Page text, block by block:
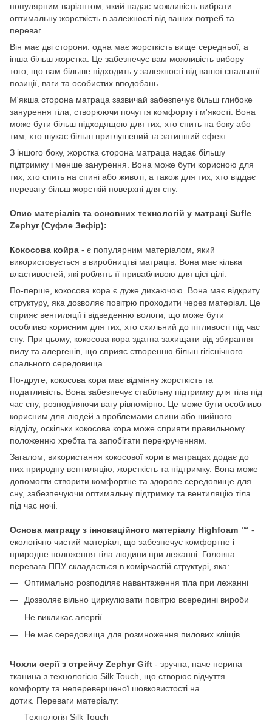
популярним варіантом, який надає можливість вибрати
оптимальну жорсткість в залежності від ваших потреб та
переваг.
Він має дві сторони: одна має жорсткість вище середньої, а
інша більш жорстка. Це забезпечує вам можливість вибору
того, що вам більше підходить у залежності від вашої спальної
позиції, ваги та особистих вподобань.
М'якша сторона матраца зазвичай забезпечує більш глибоке
занурення тіла, створюючи почуття комфорту і м'якості. Вона
може бути більш підходящою для тих, хто спить на боку або
тим, хто шукає більш приглушений та затишний ефект.
З іншого боку, жорстка сторона матраца надає більшу
підтримку і менше занурення. Вона може бути корисною для
тих, хто спить на спині або животі, а також для тих, хто віддає
перевагу більш жорсткій поверхні для сну.
Опис матеріалів та основних технологій у матраці Sufle
Zephyr (Суфле Зефір):
Кокосова койра - є популярним матеріалом, який
використовується в виробництві матраців. Вона має кілька
властивостей, які роблять її привабливою для цієї цілі.
По-перше, кокосова кора є дуже дихаючою. Вона має відкриту
структуру, яка дозволяє повітрю проходити через матеріал. Це
сприяє вентиляції і відведенню вологи, що може бути
особливо корисним для тих, хто схильний до пітливості під час
сну. При цьому, кокосова кора здатна захищати від збирання
пилу та алергенів, що сприяє створенню більш гігієнічного
спального середовища.
По-друге, кокосова кора має відмінну жорсткість та
податливість. Вона забезпечує стабільну підтримку для тіла під
час сну, розподіляючи вагу рівномірно. Це може бути особливо
корисним для людей з проблемами спини або шийного
відділу, оскільки кокосова кора може сприяти правильному
положенню хребта та запобігати перекрученням.
Загалом, використання кокосової кори в матрацах додає до
них природну вентиляцію, жорсткість та підтримку. Вона може
допомогти створити комфортне та здорове середовище для
сну, забезпечуючи оптимальну підтримку та вентиляцію тіла
під час ночі.
Основа матрацу з інноваційного матеріалу Highfoam ™ -
екологічно чистий матеріал, що забезпечує комфортне і
природне положення тіла людини при лежанні. Головна
перевага ППУ складається в комірчастій структурі, яка:
Оптимально розподіляє навантаження тіла при лежанні
Дозволяє вільно циркулювати повітрю всередині вироби
Не викликає алергії
Не має середовища для розмноження пилових кліщів
Чохли серії з стрейчу Zephyr Gift - зручна, наче перина
тканина з технологією Silk Touch, що створює відчуття
комфорту та неперевершеної шовковистості на
дотик. Переваги матеріалу:
Технологія Silk Touch